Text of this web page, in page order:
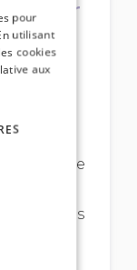
par
utiliser
étape
de
vous
pour
utilisant
cookies
aux